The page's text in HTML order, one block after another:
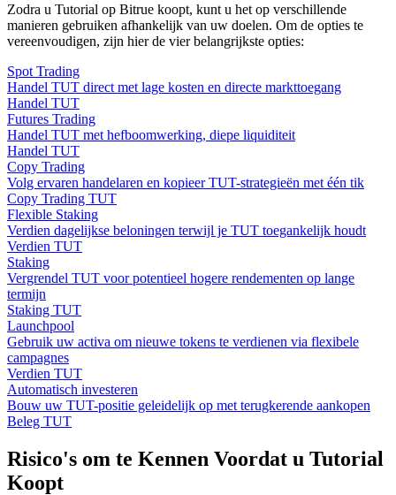
Zodra u Tutorial op Bitrue koopt, kunt u het op verschillende
manieren gebruiken afhankelijk van uw doelen. Om de opties te
vereenvoudigen, zijn hier de vier belangrijkste opties:
Spot Trading
Handel TUT direct met lage kosten en directe markttoegang
Handel TUT
Futures Trading
Handel TUT met hefboomwerking, diepe liquiditeit
Handel TUT
Copy Trading
Volg ervaren handelaren en kopieer TUT-strategieën met één tik
Copy Trading TUT
Flexible Staking
Verdien dagelijkse beloningen terwijl je TUT toegankelijk houdt
Verdien TUT
Staking
Vergrendel TUT voor potentieel hogere rendementen op lange
termijn
Staking TUT
Launchpool
Gebruik uw activa om nieuwe tokens te verdienen via flexibele
campagnes
Verdien TUT
Automatisch investeren
Bouw uw TUT-positie geleidelijk op met terugkerende aankopen
Beleg TUT
Risico's om te Kennen Voordat u Tutorial
Koopt